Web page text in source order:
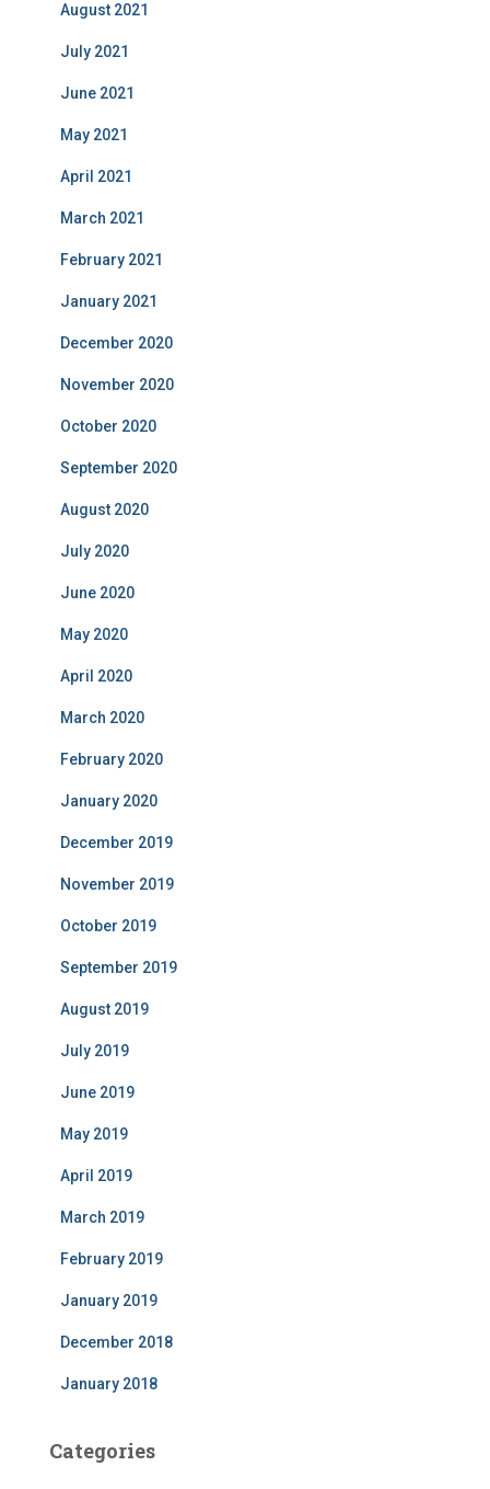
August 2021
July 2021
June 2021
May 2021
April 2021
March 2021
February 2021
January 2021
December 2020
November 2020
October 2020
September 2020
August 2020
July 2020
June 2020
May 2020
April 2020
March 2020
February 2020
January 2020
December 2019
November 2019
October 2019
September 2019
August 2019
July 2019
June 2019
May 2019
April 2019
March 2019
February 2019
January 2019
December 2018
January 2018
Categories